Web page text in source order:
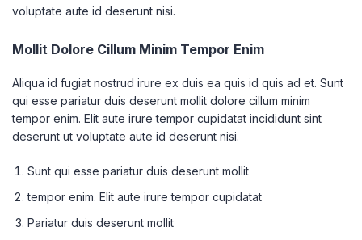
voluptate aute id deserunt nisi.
Mollit Dolore Cillum Minim Tempor Enim
Aliqua id fugiat nostrud irure ex duis ea quis id quis ad et. Sunt
qui esse pariatur duis deserunt mollit dolore cillum minim
tempor enim. Elit aute irure tempor cupidatat incididunt sint
deserunt ut voluptate aute id deserunt nisi.
Sunt qui esse pariatur duis deserunt mollit
tempor enim. Elit aute irure tempor cupidatat
Pariatur duis deserunt mollit